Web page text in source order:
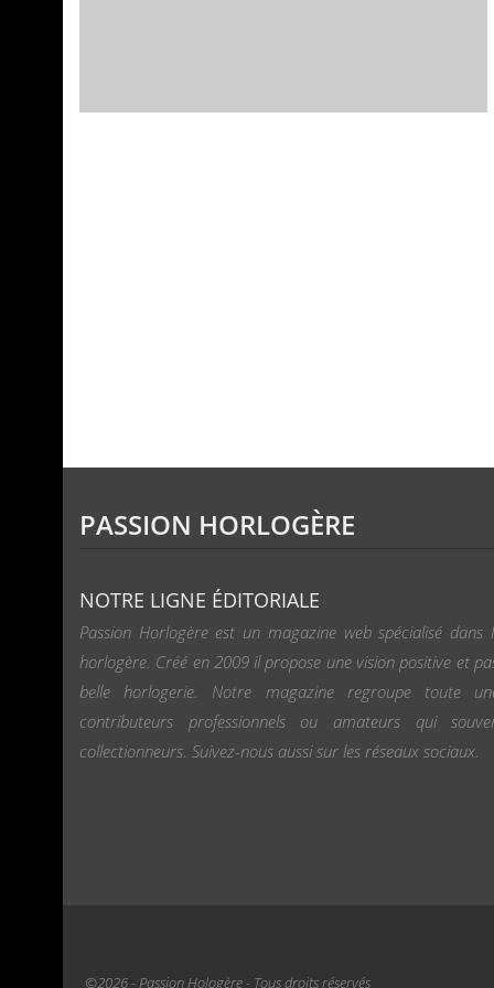
PASSION HORLOGÈRE
NOTRE LIGNE ÉDITORIALE
Passion Horlogère est un magazine web spécialisé dans
horlogère. Créé en 2009 il propose une vision positive et
belle horlogerie. Notre magazine regroupe toute
contributeurs professionnels ou amateurs qui
collectionneurs. Suivez-nous aussi sur les réseaux sociaux.
©2026 - Passion Hologère - Tous droits réservés